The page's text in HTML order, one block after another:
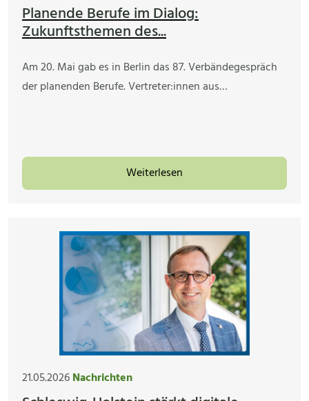
Planende Berufe im Dialog:
Zukunftsthemen des...
Am 20. Mai gab es in Berlin das 87. Verbändegespräch
der planenden Berufe. Vertreter:innen aus…
Weiterlesen
21.05.2026Nachrichten